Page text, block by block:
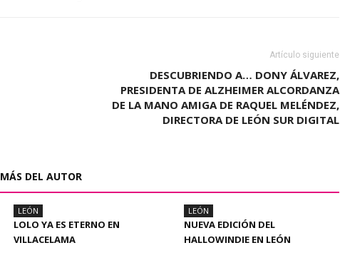
Artículo siguiente
DESCUBRIENDO A… DONY ÁLVAREZ,
PRESIDENTA DE ALZHEIMER ALCORDANZA
DE LA MANO AMIGA DE RAQUEL MELÉNDEZ,
DIRECTORA DE LEÓN SUR DIGITAL
MÁS DEL AUTOR
LEÓN
LOLO YA ES ETERNO EN
VILLACELAMA
LEÓN
NUEVA EDICIÓN DEL
HALLOWINDIE EN LEÓN